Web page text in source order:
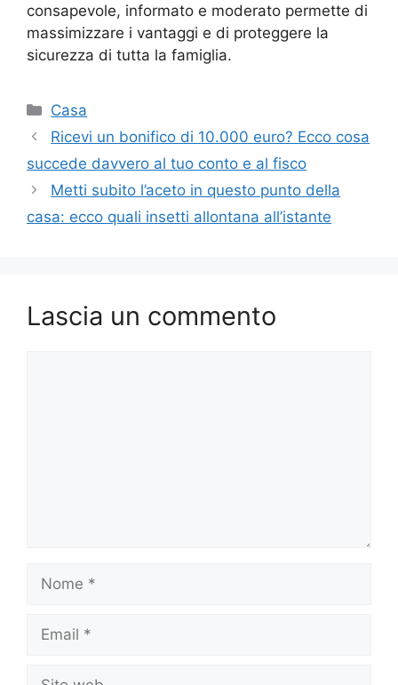
consapevole, informato e moderato permette di
massimizzare i vantaggi e di proteggere la
sicurezza di tutta la famiglia.
Categorie
Casa
Ricevi un bonifico di 10.000 euro? Ecco cosa
succede davvero al tuo conto e al fisco
Metti subito l’aceto in questo punto della
casa: ecco quali insetti allontana all’istante
Lascia un commento